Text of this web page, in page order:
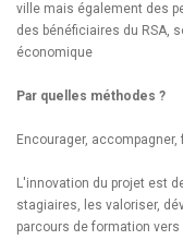
ville mais également des
des bénéficiaires du RSA,
économique
Par quelles méthodes ?
Encourager,
L'innovation du projet est
stagiaires, les valoriser,
parcours de formation